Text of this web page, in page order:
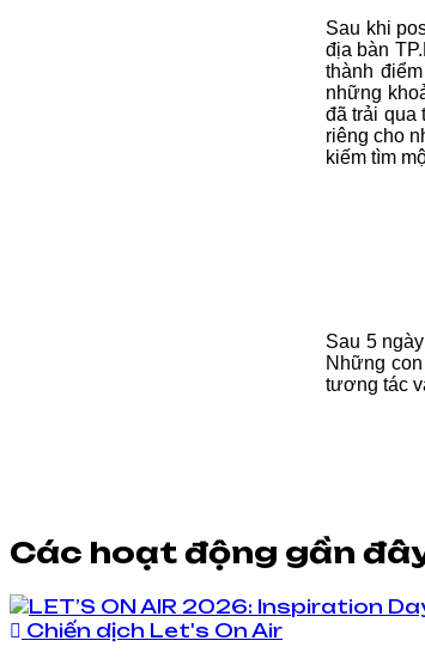
Sau khi
địa bàn
thành
những
đã trải qua
riêng cho
kiếm tìm
Sau 5
Những
tương tác
Các hoạt động gần
Chiến dịch Let's On Air